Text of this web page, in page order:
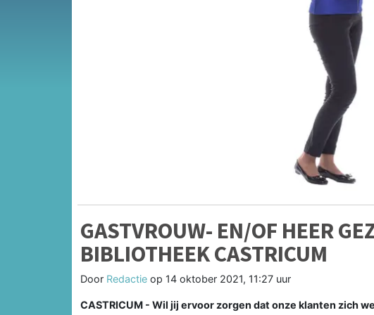
GASTVROUW- EN/OF HEER
BIBLIOTHEEK CASTRICUM
Door Redactie op 14 oktober 2021, 11:27 uur
CASTRICUM - Wil jij ervoor zorgen dat onze klanten zich